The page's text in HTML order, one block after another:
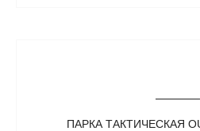
ПАРКА ТАКТИЧЕСКАЯ